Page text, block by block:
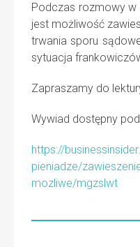
Podczas rozmowy
jest możliwość
trwania sporu
sytuacja
Zapraszamy do
Wywiad dostępny
https://
pieniadze/
mozliwe/mgzslwt